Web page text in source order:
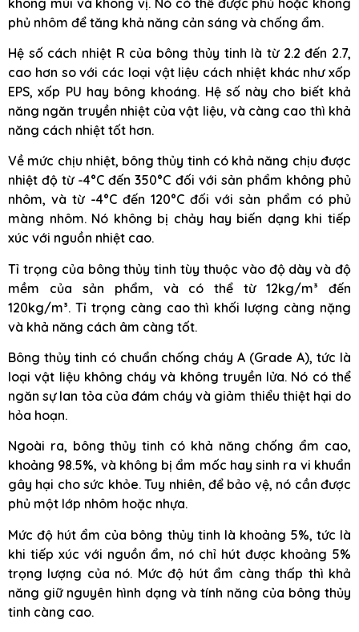
phủ nhôm để tăng khả năng cản sáng và chống ẩm.
Hệ số cách nhiệt R của bông thủy tinh là từ 2.2 đến 2.7,
cao hơn so với các loại vật liệu cách nhiệt khác như xốp
EPS, xốp PU hay bông khoáng. Hệ số này cho biết khả
năng ngăn truyền nhiệt của vật liệu, và càng cao thì khả
năng cách nhiệt tốt hơn.
Về mức chịu nhiệt, bông thủy tinh có khả năng chịu được
nhiệt độ từ -4°C đến 350°C đối với sản phẩm không phủ
nhôm, và từ -4°C đến 120°C đối với sản phẩm có phủ
màng nhôm. Nó không bị chảy hay biến dạng khi tiếp
xúc với nguồn nhiệt cao.
Tỉ trọng của bông thủy tinh tùy thuộc vào độ dày và độ
mềm của sản phẩm, và có thể từ 12kg/m³ đến
120kg/m³. Tỉ trọng càng cao thì khối lượng càng nặng
và khả năng cách âm càng tốt.
Bông thủy tinh có chuẩn chống cháy A (Grade A), tức là
loại vật liệu không cháy và không truyền lửa. Nó có thể
ngăn sự lan tỏa của đám cháy và giảm thiểu thiệt hại do
hỏa hoạn.
Ngoài ra, bông thủy tinh có khả năng chống ẩm cao,
khoảng 98.5%, và không bị ẩm mốc hay sinh ra vi khuẩn
gây hại cho sức khỏe. Tuy nhiên, để bảo vệ, nó cần được
phủ một lớp nhôm hoặc nhựa.
Mức độ hút ẩm của bông thủy tinh là khoảng 5%, tức là
khi tiếp xúc với nguồn ẩm, nó chỉ hút được khoảng 5%
trọng lượng của nó. Mức độ hút ẩm càng thấp thì khả
năng giữ nguyên hình dạng và tính năng của bông thủy
tinh càng cao.